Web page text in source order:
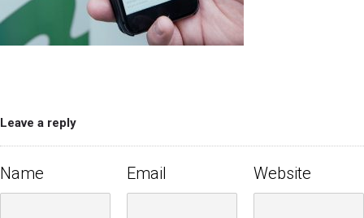
Leave a reply
Name Email Website